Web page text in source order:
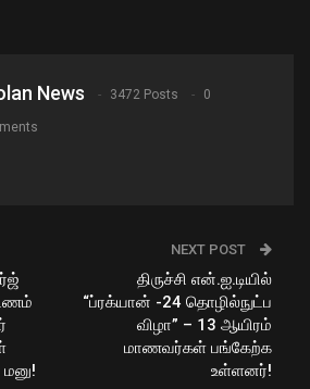
News 3472 Posts 0
NEXT POST
திருச்சி என்.ஐ.டியில்
“ப்ரக்யான் -24 தொழில்நுட்ப
விழா” – 13 ஆயிரம்
மாணவர்கள் பங்கேற்க
உள்ளனர்!